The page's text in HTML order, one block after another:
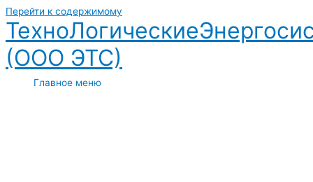
Перейти к содержимому
(ООО ЭТС)
Главное меню